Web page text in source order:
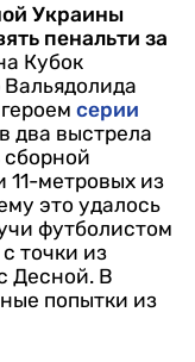
Украины
пенальти за
Кубок
серии
два выстрела
сборной
11-метровых из
это удалось
футболистом
точки из
Десной. В
попытки из